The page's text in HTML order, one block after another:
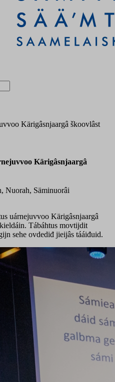
Kärigâsnjaargâ škoovlâst
Kärigâsnjaargâ
Nuorah, Säminuorâi
uárnejuvvoo Kärigâsnjaargâ
Tábáhtus movtijdit
sehe ovdediđ jieijâs tááiđuid.